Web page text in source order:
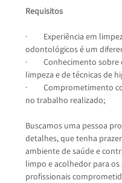
Requisitos
·         Experiência em
odontológicos é um
·         Conhecimento
limpeza e de técnicas de
·
no trabalho realizado;
Buscamos uma pessoa
detalhes, que tenha
ambiente de saúde e
limpo e acolhedor para
profissionais